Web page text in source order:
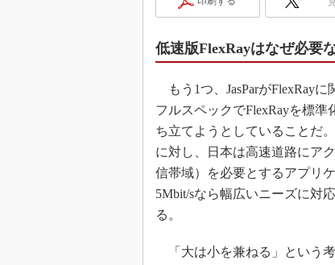
低速版FlexRayはなぜ必要
もう1つ、JasParがFlexRay
フルスペックでFlexRayを標
ち立てようとしていることだ
に対し、日本は高速道路にア
信帯域）を必要とするアプリ
5Mbit/sなら幅広いニーズに対
る。
「大は小を兼ねる」という